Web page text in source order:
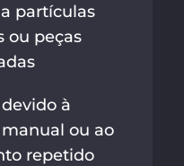
partículas
ou peças
à
ou ao
repetido